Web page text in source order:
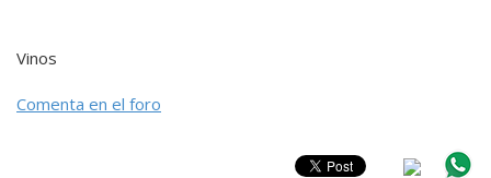
Vinos
Comenta en el foro